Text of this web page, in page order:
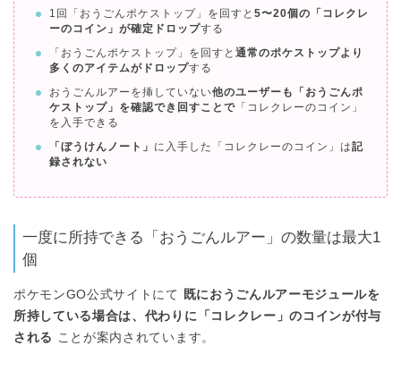
1回「おうごんポケストップ」を回すと 5〜20個の「コレクレ
ーのコイン」が確定ドロップする
「おうごんポケストップ」を回すと 通常のポケストップより
多くのアイテムがドロップする
おうごんルアーを挿していない他のユーザーも「おうごんポ
ケストップ」を確認でき回すことで 「コレクレーのコイン」
を入手できる
「ぼうけんノート」 に入手した「コレクレーのコイン」は記
録されない
一度に所持できる「おうごんルアー」の数量は最大1
個
ポケモンGO公式サイトにて
既におうごんルアーモジュールを
所持している場合は、代わりに「コレクレー」のコインが付与
される ことが案内されています。